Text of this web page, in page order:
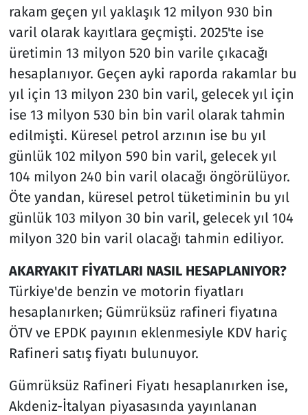
rakam geçen yıl yaklaşık 12 milyon 930 bin
varil olarak kayıtlara geçmişti. 2025'te ise
üretimin 13 milyon 520 bin varile çıkacağı
hesaplanıyor. Geçen ayki raporda rakamlar bu
yıl için 13 milyon 230 bin varil, gelecek yıl için
ise 13 milyon 530 bin bin varil olarak tahmin
edilmişti. Küresel petrol arzının ise bu yıl
günlük 102 milyon 590 bin varil, gelecek yıl
104 milyon 240 bin varil olacağı öngörülüyor.
Öte yandan, küresel petrol tüketiminin bu yıl
günlük 103 milyon 30 bin varil, gelecek yıl 104
milyon 320 bin varil olacağı tahmin ediliyor.
AKARYAKIT FİYATLARI NASIL HESAPLANIYOR?
Türkiye'de benzin ve motorin fiyatları
hesaplanırken; Gümrüksüz rafineri fiyatına
ÖTV ve EPDK payının eklenmesiyle KDV hariç
Rafineri satış fiyatı bulunuyor.
Gümrüksüz Rafineri Fiyatı hesaplanırken ise,
Akdeniz-İtalyan piyasasında yayınlanan